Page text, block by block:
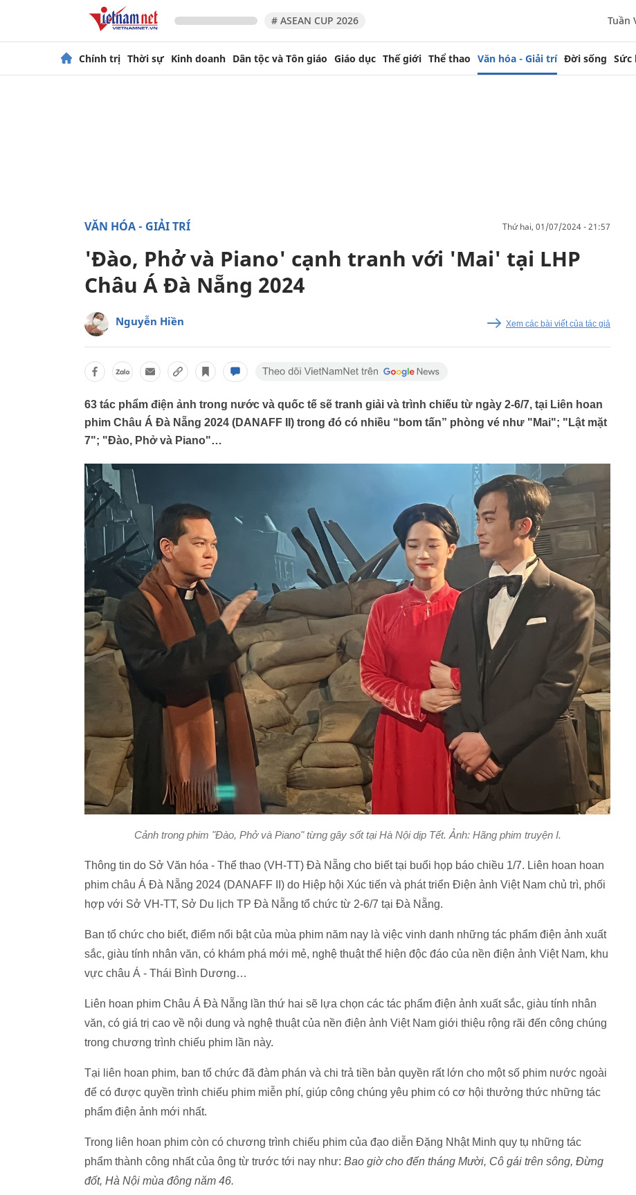
# ASEAN CUP 2026 Tuần
Chính trị Thời sự Kinh doanh Dân tộc và Tôn giáo Giáo dục Thế giới Thể thao Văn hóa - Giải trí Đời sống Sức
VĂN HÓA - GIẢI TRÍ thứ hai, 01/07/2024 - 21:57
'Đào, Phở và Piano' cạnh tranh với 'Mai' tại LHP
Châu Á Đà Nẵng 2024
Nguyễn Hiền Xem các bài viết của tác giả
63 tác phẩm điện ảnh trong nước và quốc tế sẽ tranh giải và trình chiếu từ ngày 2-6/7, tại Liên hoan
phim Châu Á Đà Nẵng 2024 (DANAFF II) trong đó có nhiều “bom tấn” phòng vé như "Mai"; "Lật mặt
7"; "Đào, Phở và Piano"…
Cảnh trong phim "Đào, Phở và Piano" từng gây sốt tại Hà Nội dịp Tết. Ảnh: Hãng phim truyện I.
Thông tin do Sở Văn hóa - Thể thao (VH-TT) Đà Nẵng cho biết tại buổi họp báo chiều 1/7. Liên hoan hoan
phim châu Á Đà Nẵng 2024 (DANAFF II) do Hiệp hội Xúc tiến và phát triển Điện ảnh Việt Nam chủ trì, phối
hợp với Sở VH-TT, Sở Du lịch TP Đà Nẵng tổ chức từ 2-6/7 tại Đà Nẵng.
Ban tổ chức cho biết, điểm nổi bật của mùa phim năm nay là việc vinh danh những tác phẩm điện ảnh xuất
sắc, giàu tính nhân văn, có khám phá mới mẻ, nghệ thuật thể hiện độc đáo của nền điện ảnh Việt Nam, khu
vực châu Á - Thái Bình Dương…
Liên hoan phim Châu Á Đà Nẵng lần thứ hai sẽ lựa chọn các tác phẩm điện ảnh xuất sắc, giàu tính nhân
văn, có giá trị cao về nội dung và nghệ thuật của nền điện ảnh Việt Nam giới thiệu rộng rãi đến công chúng
trong chương trình chiếu phim lần này.
Tại liên hoan phim, ban tổ chức đã đàm phán và chi trả tiền bản quyền rất lớn cho một số phim nước ngoài
để có được quyền trình chiếu phim miễn phí, giúp công chúng yêu phim có cơ hội thưởng thức những tác
phẩm điện ảnh mới nhất.
Trong liên hoan phim còn có chương trình chiếu phim của đạo diễn Đặng Nhật Minh quy tụ những tác
phẩm thành công nhất của ông từ trước tới nay như: Bao giờ cho đến tháng Mười, Cô gái trên sông, Đừng
đốt, Hà Nội mùa đông năm 46.